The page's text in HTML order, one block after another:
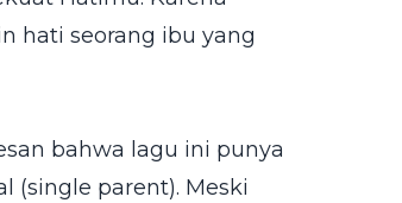
hati seorang ibu yang
bahwa lagu ini punya
(single parent). Meski